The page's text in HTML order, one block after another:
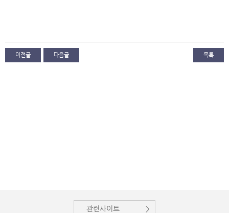
이전글 다음글 목록
관련사이트